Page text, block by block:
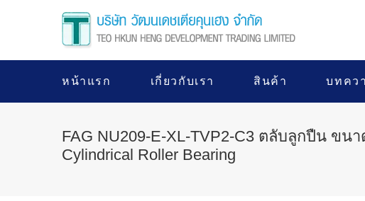
หน้าแรก เกี่ยวกับเรา สินค้า บทคว
FAG NU209-E-XL-TVP2-C3 ตลับลูกปืน ขนา
Cylindrical Roller Bearing